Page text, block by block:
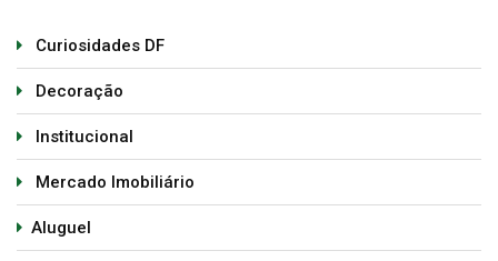
Curiosidades DF
Decoração
Institucional
Mercado Imobiliário
Aluguel